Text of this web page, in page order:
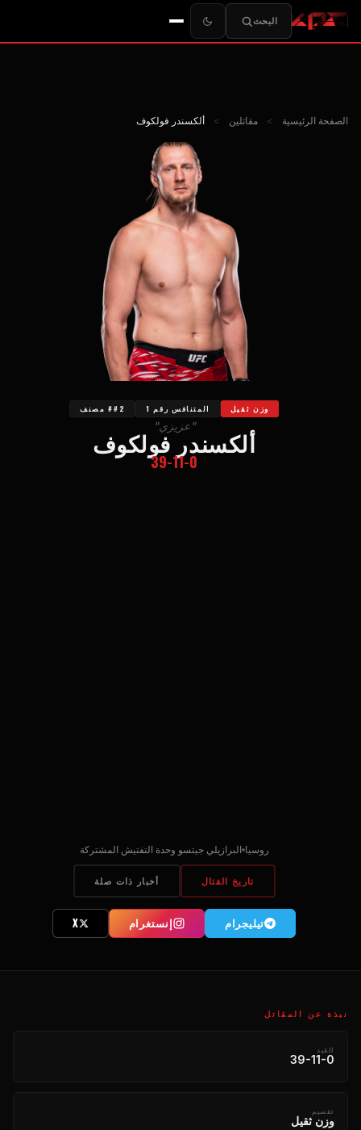
البحث
الصفحة الرئيسية > مقاتلين > ألكسندر فولكوف
وزن ثقيل المتنافس رقم 1 ##2 مصنف
"عزيزي"
ألكسندر فولكوف
39-11-0
روسيا البرازيلي جيتسو وحدة التفتيش المشتركة
تاريخ القتال أخبار ذات صلة
تیلیجرام إنستغرام X
نبذة عن المقاتل
القيد
39-11-0
تقسيم
وزن ثقيل